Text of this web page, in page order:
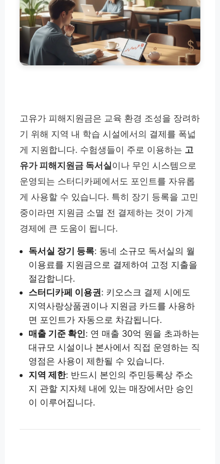
고유가 피해지원금은 교육 환경 조성을 장려하
기 위해 지역 내 학습 시설에서의 결제를 폭넓
게 지원합니다. 수험생들이 주로 이용하는 고
유가 피해지원금 독서실 이나 무인 시스템으로
운영되는 스터디카페에서도 포인트를 자유롭
게 사용할 수 있습니다. 특히 장기 등록을 고민
중이라면 지원금 소멸 전 결제하는 것이 가계
경제에 큰 도움이 됩니다.
독서실 장기 등록: 동네 소규모 독서실의 월
이용료를 지원금으로 결제하여 고정 지출을
절감합니다.
스터디카페 이용권 : 키오스크 결제 시에도
지역사랑상품권이나 지원금 카드를 사용하
면 포인트가 자동으로 차감됩니다.
매출 기준 확인: 연 매출 30억 원을 초과하는
대규모 시설이나 본사에서 직접 운영하는 직
영점은 사용이 제한될 수 있습니다.
지역 제한: 반드시 본인의 주민등록상 주소
지 관할 지자체 내에 있는 매장에서만 승인
이 이루어집니다.